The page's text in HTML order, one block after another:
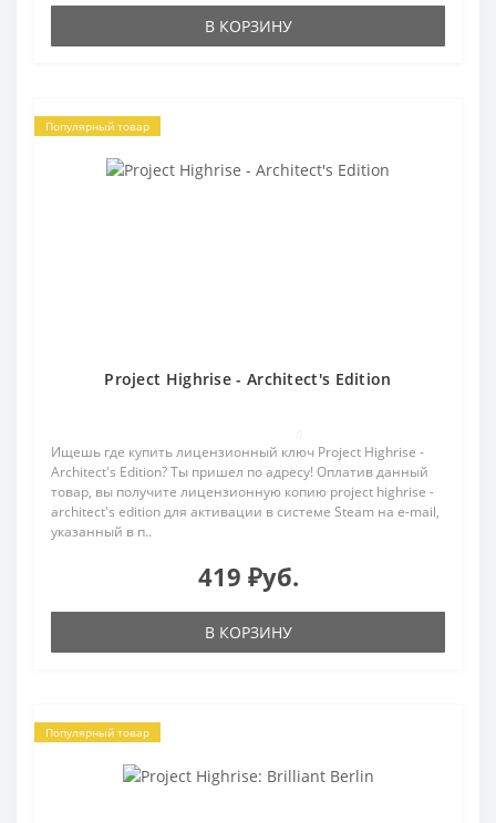
В КОРЗИНУ
Популярный товар
Project Highrise - Architect's Edition
Ищешь где купить лицензионный ключ Project Highrise -
Architect's Edition? Ты пришел по адресу! Оплатив данный
товар, вы получите лицензионную копию project highrise -
architect's edition для активации в системе Steam на e-mail,
указанный в п..
419 ₽уб.
В КОРЗИНУ
Популярный товар